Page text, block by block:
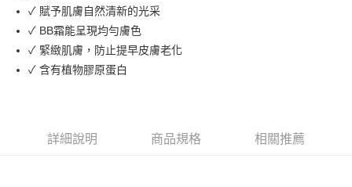
Apple Pay
街口支付
悠遊付
✓ 賦予肌膚自然清新的光采
✓ BB霜能呈現均勻膚色
✓ 緊緻肌膚，防止提早皮膚老化
✓ 含有植物膠原蛋白
詳細說明 商品規格 相關推薦